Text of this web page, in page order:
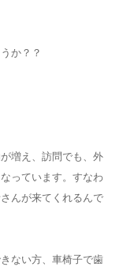
か？？
増え、訪問でも、外
っています。すなわ
んが来てくれるんで
ない方、車椅子で歯